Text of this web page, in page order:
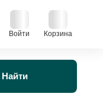
Войти Корзина
Найти